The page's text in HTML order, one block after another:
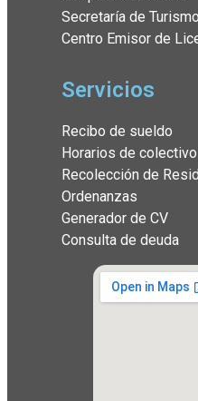
Secretaría de Turismo
Centro Emisor de
Servicios
Recibo de sueldo
Horarios de colectivo
Recolección de
Ordenanzas
Generador de CV
Consulta de deuda